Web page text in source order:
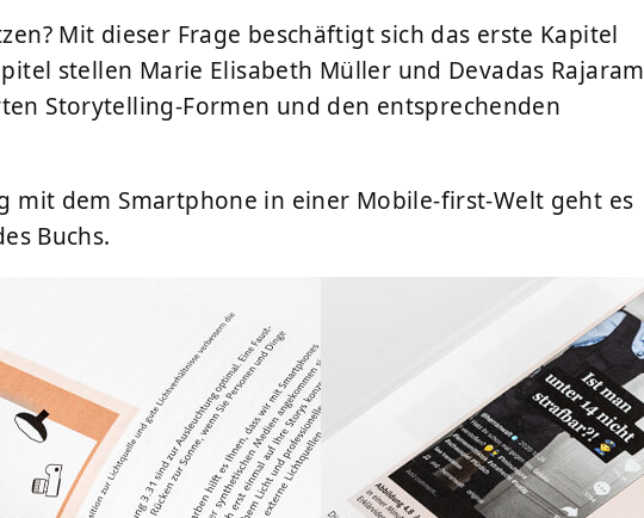
Mit dieser Frage beschäftigt sich das erste Kapitel
stellen Marie Elisabeth Müller und Devadas Rajaram
Storytelling-Formen und den entsprechenden
mit dem Smartphone in einer Mobile-first-Welt geht es
Buchs.